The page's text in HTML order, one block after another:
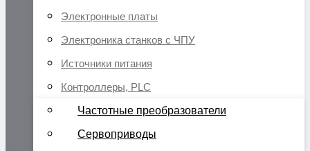
Электронные платы
Электроника станков с ЧПУ
Источники питания
Контроллеры, PLC
Частотные преобразователи
Сервоприводы